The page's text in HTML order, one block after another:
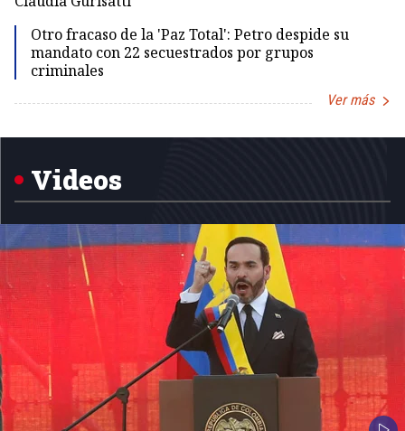
Otro fracaso de la 'Paz Total': Petro despide su
mandato con 22 secuestrados por grupos
criminales
Ver más
1
Videos